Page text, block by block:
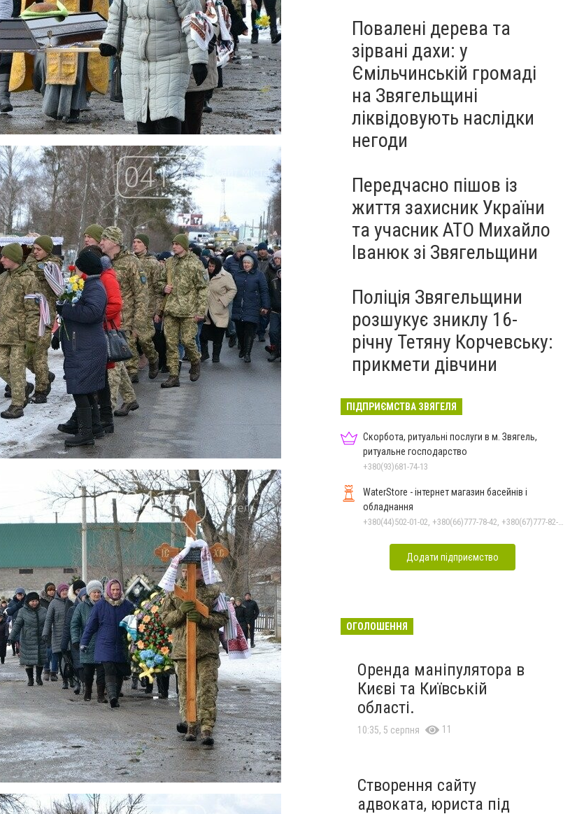
Повалені дерева та
зірвані дахи: у
Ємільчинській громаді
на Звягельщині
ліквідовують наслідки
негоди
Передчасно пішов із
життя захисник України
та учасник АТО Михайло
Іванюк зі Звягельщини
Поліція Звягельщини
розшукує зниклу 16-
річну Тетяну Корчевську:
прикмети дівчини
ПІДПРИЄМСТВА ЗВЯГЕЛЯ
Скорбота, ритуальні послуги в м. Звягель,
ритуальне господарство
+380(93)681-74-13
WaterStore - інтернет магазин басейнів і
обладнання
+380(44)502-01-02, +380(66)777-78-42, +380(67)777-82-19, +380(67)890-80-80, +380(73)890-80-80, +380(44)502-01-03
Додати підприємство
ОГОЛОШЕННЯ
Оренда маніпулятора в
Києві та Київській
області.
10:35, 5 серпня 11
Створення сайту
адвоката, юриста під